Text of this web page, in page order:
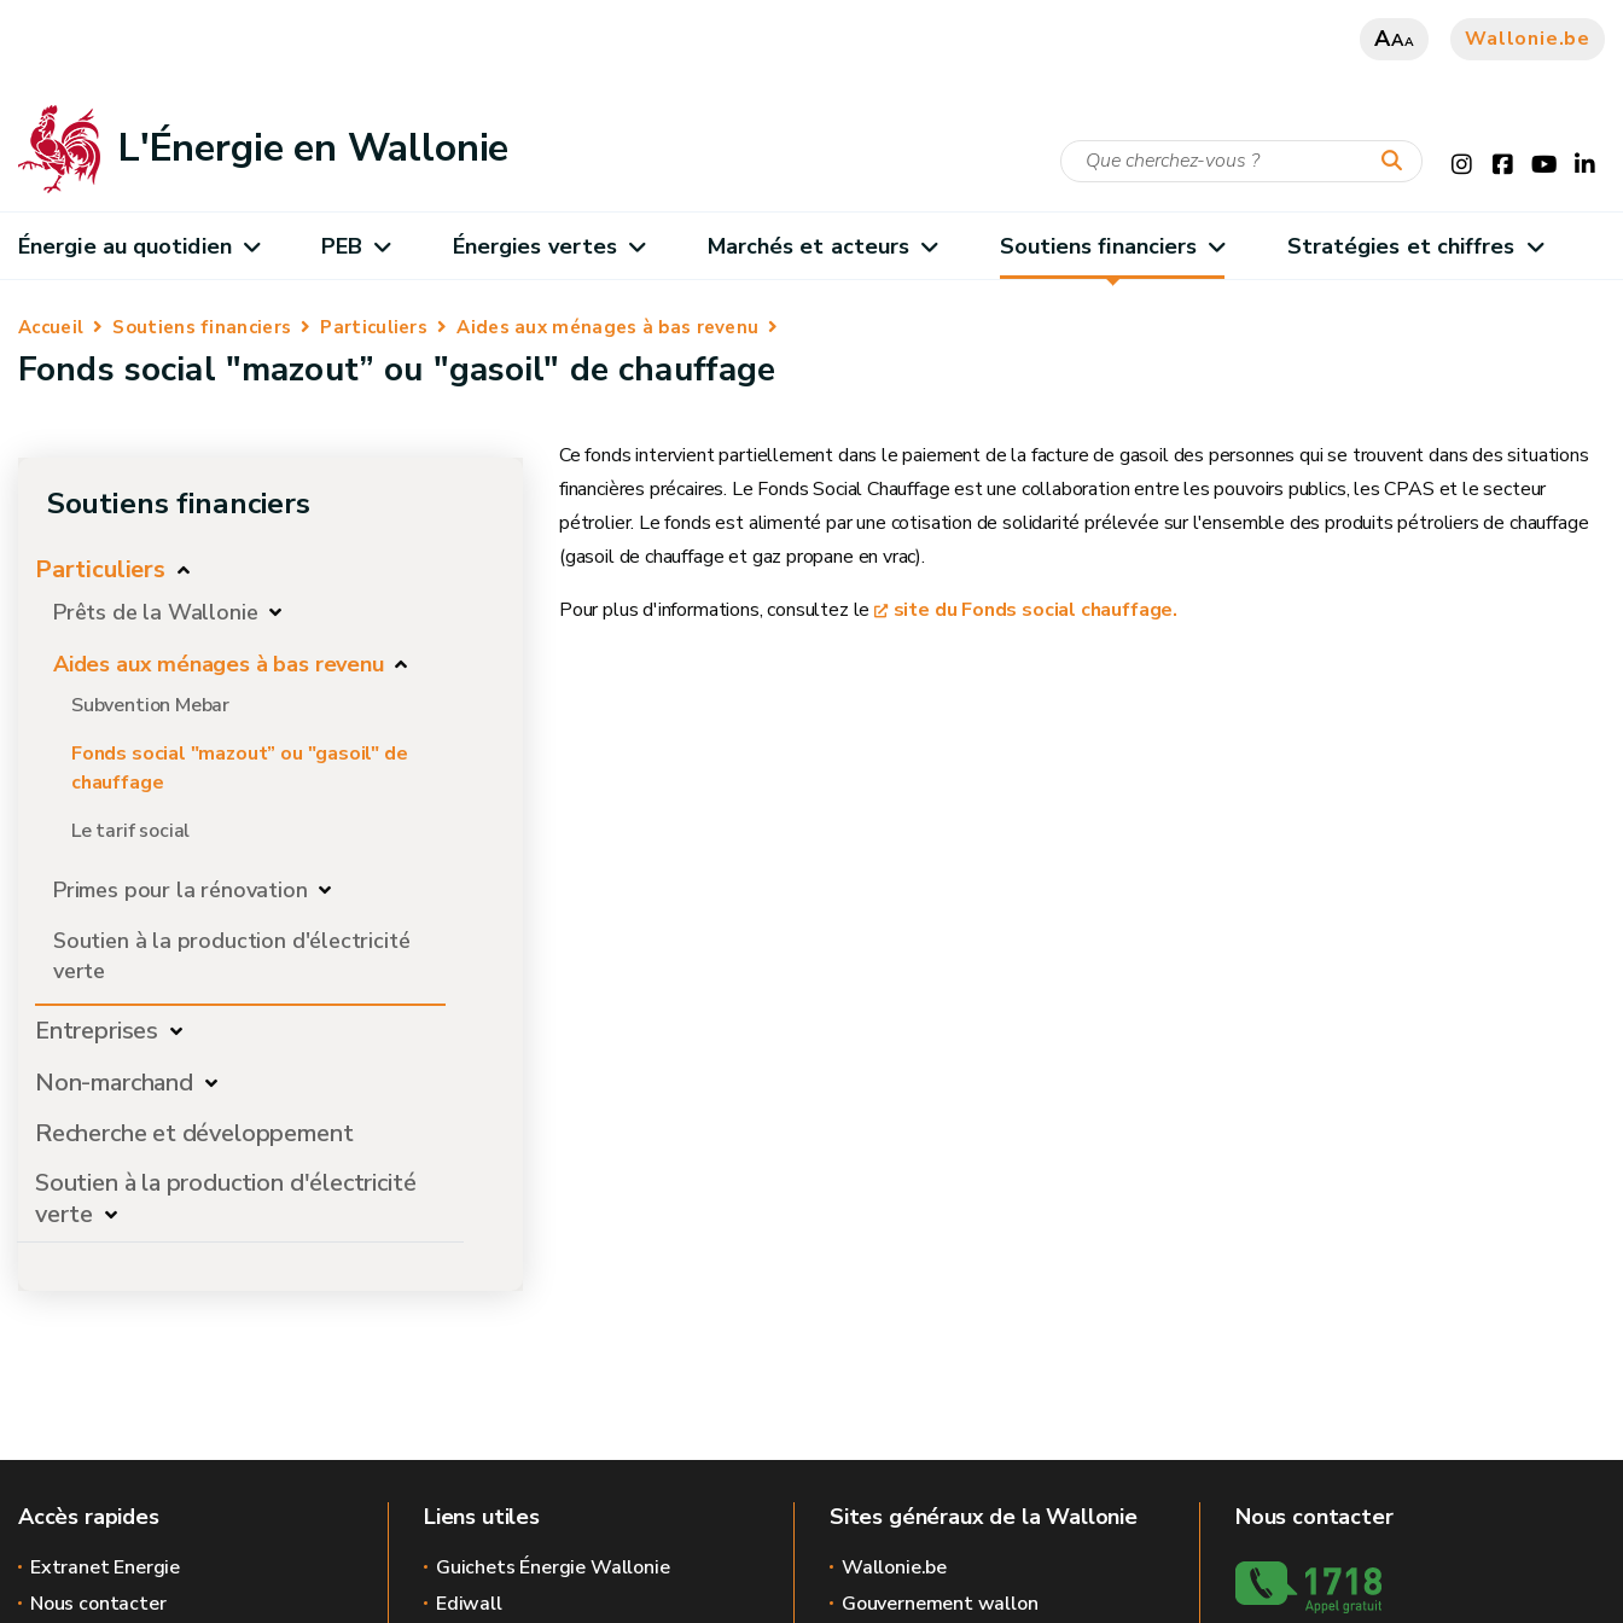
AAA Wallonie.be
L'Énergie en Wallonie
Énergie au quotidien PEB Énergies vertes Marchés et acteurs Soutiens financiers Stratégies et chiffres
Accueil Soutiens financiers Particuliers Aides aux ménages à bas revenu
Fonds social "mazout” ou "gasoil" de chauffage
Soutiens financiers
Particuliers
Prêts de la Wallonie
Aides aux ménages à bas revenu
Subvention Mebar
Fonds social "mazout” ou "gasoil" de
chauffage
Le tarif social
Primes pour la rénovation
Soutien à la production d'électricité
verte
Entreprises
Non-marchand
Recherche et développement
Soutien à la production d'électricité
verte
Ce fonds intervient partiellement dans le paiement de la facture de gasoil des personnes qui se trouvent dans des situations
financières précaires. Le Fonds Social Chauffage est une collaboration entre les pouvoirs publics, les CPAS et le secteur
pétrolier. Le fonds est alimenté par une cotisation de solidarité prélevée sur l'ensemble des produits pétroliers de chauffage
(gasoil de chauffage et gaz propane en vrac).
Pour plus d'informations, consultez le
site du Fonds social chauffage.
Accès rapides
Extranet Energie
Nous contacter
Liens utiles
Guichets Énergie Wallonie
Ediwall
Sites généraux de la Wallonie
Wallonie.be
Gouvernement wallon
Nous contacter